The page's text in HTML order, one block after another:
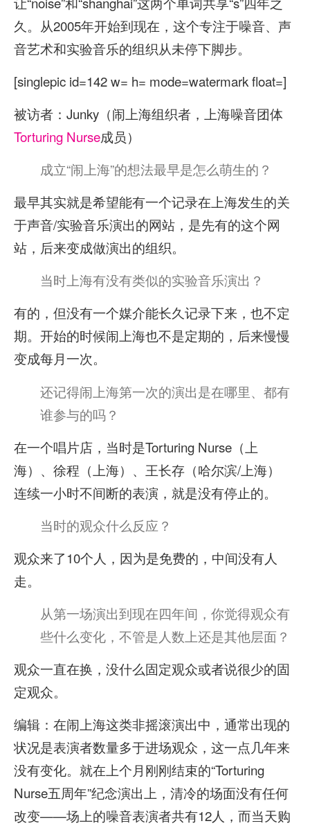
久。从2005年开始到现在，这个专注于噪音、声
音艺术和实验音乐的组织从未停下脚步。
[singlepic id=142 w= h= mode=watermark float=]
被访者：Junky（闹上海组织者，上海噪音团体
Torturing Nurse成员）
成立“闹上海”的想法最早是怎么萌生的？
最早其实就是希望能有一个记录在上海发生的关
于声音/实验音乐演出的网站，是先有的这个网
站，后来变成做演出的组织。
当时上海有没有类似的实验音乐演出？
有的，但没有一个媒介能长久记录下来，也不定
期。开始的时候闹上海也不是定期的，后来慢慢
变成每月一次。
还记得闹上海第一次的演出是在哪里、都有
谁参与的吗？
在一个唱片店，当时是Torturing Nurse（上
海）、徐程（上海）、王长存（哈尔滨/上海）
连续一小时不间断的表演，就是没有停止的。
当时的观众什么反应？
观众来了10个人，因为是免费的，中间没有人
走。
从第一场演出到现在四年间，你觉得观众有
些什么变化，不管是人数上还是其他层面？
观众一直在换，没什么固定观众或者说很少的固
定观众。
编辑：在闹上海这类非摇滚演出中，通常出现的
状况是表演者数量多于进场观众，这一点几年来
没有变化。就在上个月刚刚结束的“Torturing
Nurse五周年”纪念演出上，清冷的场面没有任何
改变——场上的噪音表演者共有12人，而当天购